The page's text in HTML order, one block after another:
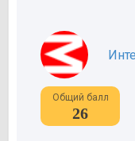
Общий балл
26